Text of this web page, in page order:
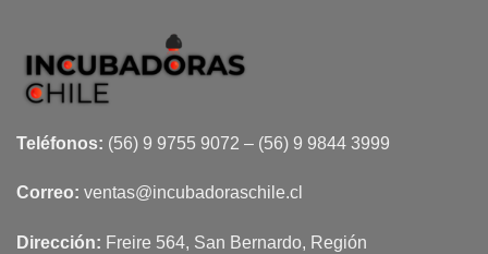
Teléfonos: (56) 9 9755 9072 – (56) 9 9844 3999
Correo: ventas@incubadoraschile.cl
Dirección: Freire 564, San Bernardo, Región